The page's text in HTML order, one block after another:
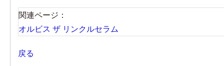
関連ページ：
オルビス ザ リンクルセラム
戻る